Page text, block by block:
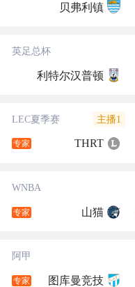
贝弗利镇
英足总杯
利特尔汉普顿
LEC夏季赛 主播1
专家 THRT
WNBA
专家 山猫
阿甲
专家 图库曼竞技